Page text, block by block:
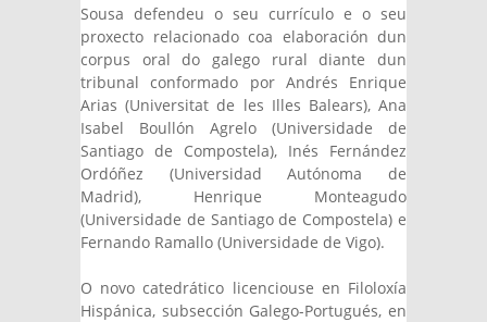
Sousa defendeu o seu currículo e o seu
proxecto relacionado coa elaboración dun
corpus oral do galego rural diante dun
tribunal conformado por Andrés Enrique
Arias (Universitat de les Illes Balears), Ana
Isabel Boullón Agrelo (Universidade de
Santiago de Compostela), Inés Fernández
Ordóñez (Universidad Autónoma de
Madrid), Henrique Monteagudo
(Universidade de Santiago de Compostela) e
Fernando Ramallo (Universidade de Vigo).
O novo catedrático licenciouse en Filoloxía
Hispánica, subsección Galego-Portugués, en